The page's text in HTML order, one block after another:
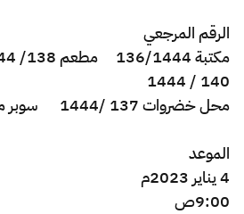
الرقم المرجعي
140 / 1444
محل خضروات 137 /1444 سوبر ماركت 139 / 1444
الموعد
4 يناير 2023م
9:00ص